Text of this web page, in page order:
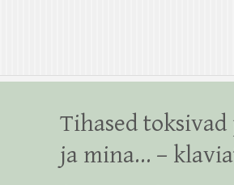
Tihased
ja mina… –